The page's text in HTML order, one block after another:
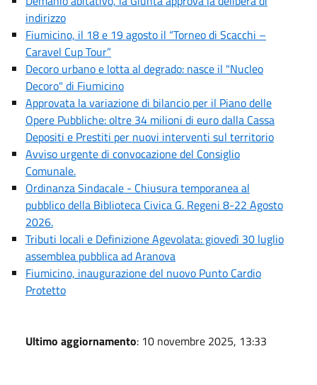
indirizzo
Fiumicino, il 18 e 19 agosto il “Torneo di Scacchi –
Caravel Cup Tour”
Decoro urbano e lotta al degrado: nasce il "Nucleo
Decoro" di Fiumicino
Approvata la variazione di bilancio per il Piano delle
Opere Pubbliche: oltre 34 milioni di euro dalla Cassa
Depositi e Prestiti per nuovi interventi sul territorio
Avviso urgente di convocazione del Consiglio
Comunale.
Ordinanza Sindacale - Chiusura temporanea al
pubblico della Biblioteca Civica G. Regeni 8-22 Agosto
2026.
Tributi locali e Definizione Agevolata: giovedì 30 luglio
assemblea pubblica ad Aranova
Fiumicino, inaugurazione del nuovo Punto Cardio
Protetto
Ultimo aggiornamento: 10 novembre 2025, 13:33